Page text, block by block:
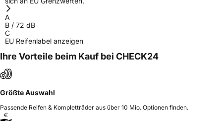
HerstellerkontaktWindforce, Qingdao China,
Verantwortliche
A
B / 72 dB
C
EU Reifenlabel anzeigen
Ihre Vorteile beim Kauf bei CHECK24
Größte Auswahl
Passende Reifen & Kompletträder aus über 10 Mio. Optionen finden.